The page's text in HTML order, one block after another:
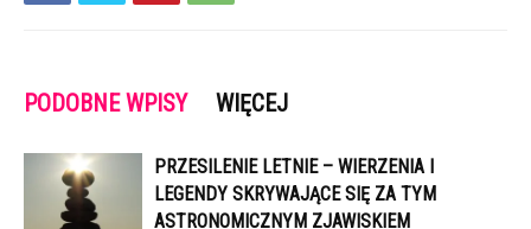
PODOBNE WPISY WIĘCEJ
PRZESILENIE LETNIE – WIERZENIA I
LEGENDY SKRYWAJĄCE SIĘ ZA TYM
ASTRONOMICZNYM ZJAWISKIEM